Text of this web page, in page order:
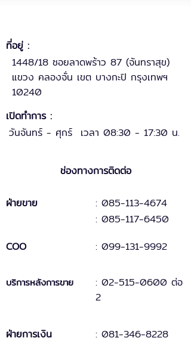
ที่อยู่ :
1448/18 ซอยลาดพร้าว 87 (จันทราสุข)
แขวง คลองจั่น เขต บางกะปิ กรุงเทพฯ
10240
เปิดทำการ :
วันจันทร์ - ศุกร์ เวลา 08:30 - 17:30 น.
ช่องทางการติดต่อ
ฝ่ายขาย
: 085-113-4674
: 085-117-6450
COO
: 099-131-9992
บริการหลังการขาย : 02-515-0600 ต่อ
2
ฝ่ายการเงิน : 081-346-8228